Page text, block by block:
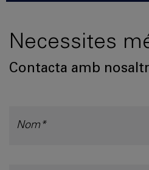
Necessites
Contacta amb